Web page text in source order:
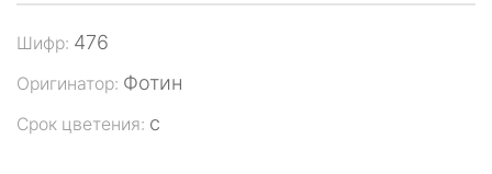
Шифр: 476
Оригинатор: Фотин
Срок цветения: с